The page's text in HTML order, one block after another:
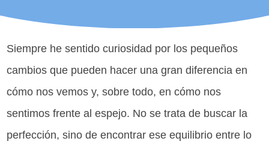
Siempre he sentido curiosidad por los pequeños
cambios que pueden hacer una gran diferencia en
cómo nos vemos y, sobre todo, en cómo nos
sentimos frente al espejo. No se trata de buscar la
perfección, sino de encontrar ese equilibrio entre lo